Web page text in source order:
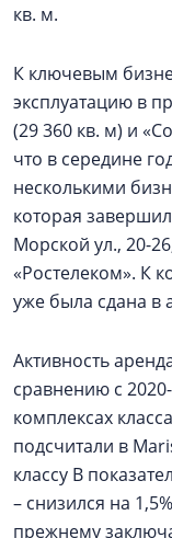
кв. м.
К ключевым
эксплуатацию в
(29 360 кв. м) и
что в середине
несколькими
которая
Морской ул., 20-
«Ростелеком». К
уже была сдана в
Активность
сравнению с
комплексах
подсчитали в
классу B
– снизился на
прежнему